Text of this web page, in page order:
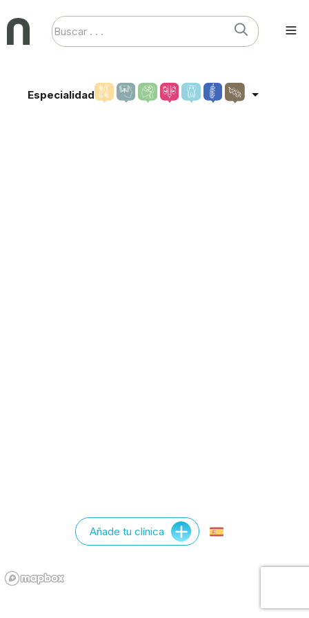
Especialidad
Añade tu clínica